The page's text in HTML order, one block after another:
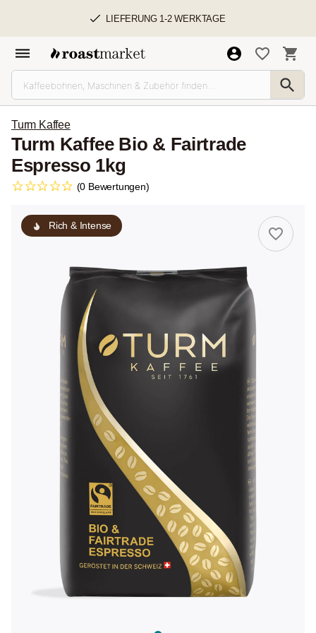
LIEFERUNG 1-2 WERKTAGE
Turm Kaffee
Turm Kaffee Bio & Fairtrade
Espresso 1kg
(0 Bewertungen)
Rich & Intense